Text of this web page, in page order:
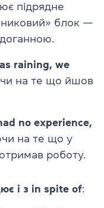
підрядне
блок —
raining, we
на те що йшов
no experience,
на те що у
роботу.
і з in spite of: